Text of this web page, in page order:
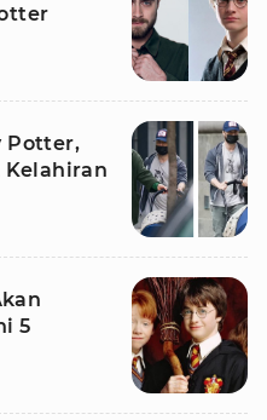
Potter,
Kelahiran
5